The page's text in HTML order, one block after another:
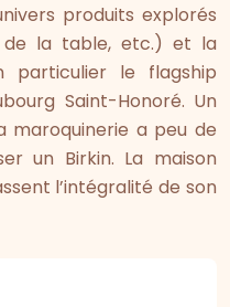
produits explorés
la table, etc.) et la
particulier le flagship
Saint-Honoré. Un
maroquinerie a peu de
un Birkin. La maison
l’intégralité de son